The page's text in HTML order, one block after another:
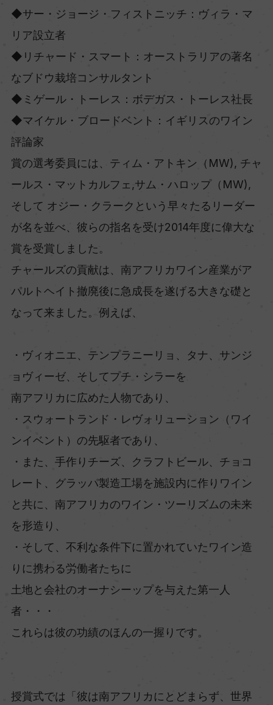
◆サー・ジョージ・フィストニッチ：ヴィラ・マ
リア設立者
◆リチャード・スマート：オーストラリアの著名
なブドウ栽培コンサルタント
◆ミゲール・トーレス：ボデガス・トーレス社長
◆マイケル・ブロードベント：イギリスのワイン
評論家
賞の選考委員には、ティム・アトキン（MW), チャ
ールス・マットカルフェ,サム・ハロップ（MW),
そして オジー・クラークという早々たるリーダー
が名を並べ、彼らの指名を受け2014年度に偉大な
賞を受賞しました。
チャールズの貢献は、南アフリカワイン産業がア
パルトヘイト撤廃後に急成長を遂げる大きな礎と
なって来ました。例えば、
・ヴィオニエ、テンプラニーリョ、タナ、サンジ
ョヴィーゼ、そしてプチ・シラーを
南アフリカに広めた人物であり、
・スウォートランド・レヴォリューション（ワイ
ンイベント）の先駆者であり、
・また、手作りチーズ、クラフトビール、チョコ
レート、グラッパ製造工場を施設内に作りワイン
と共に、南アフリカのワイン・ツーリズムの未来
を形造り、
・そして、不利な条件下に置かれていたワイン造
りに携わる労働者たちに
土地と会社のオーナシーップを与えた第一人
者・・・
これらは彼の功績のほんの一握りです。
授賞式では「彼は南アフリカにとどまらず、世界